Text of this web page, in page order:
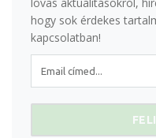
lovas aktualitásokról,
hogy sok érdekes
kapcsolatban!